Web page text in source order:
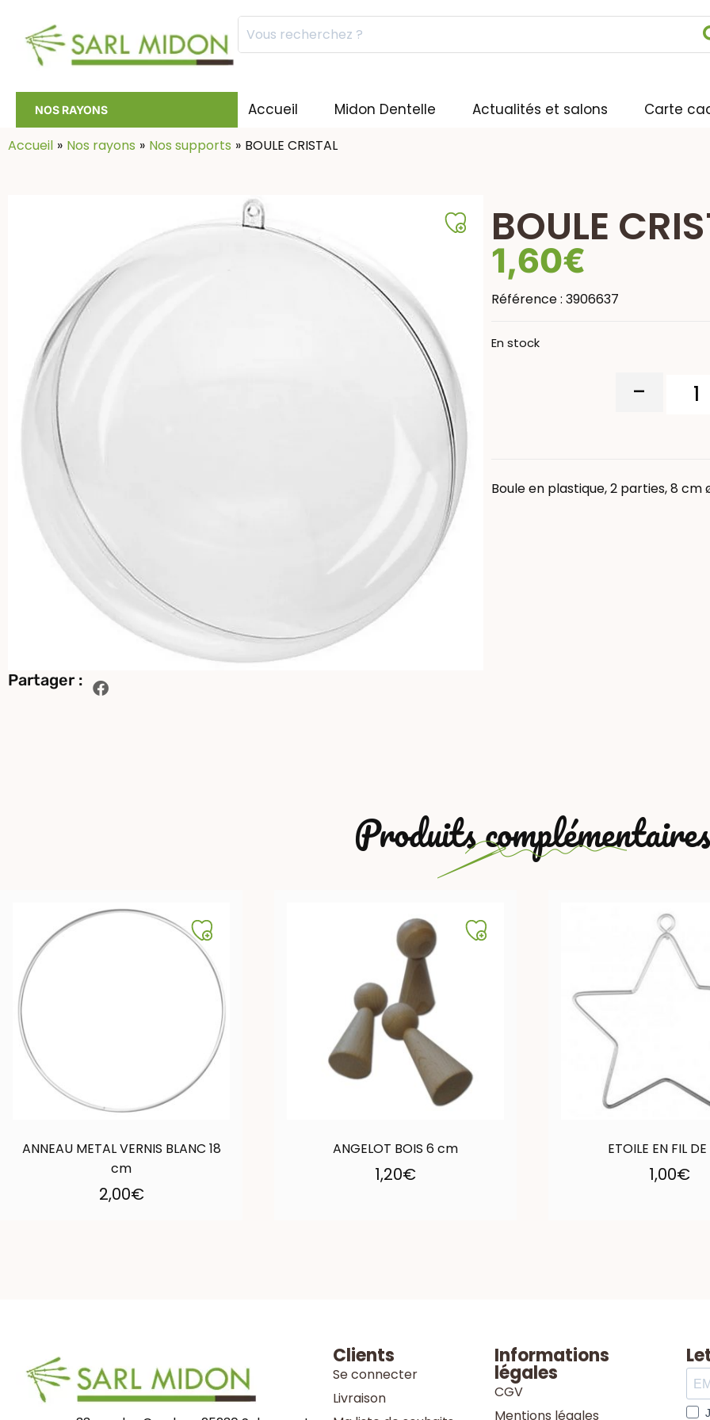
Mots
NOS RAYONS Accueil Midon Dentelle Actualités et salons Carte
Accueil Nos rayons Nos supports BOULE CRISTAL
Partager :
BOULE
1,60€
Référence : 3906637
En stock
-
Boule en plastique, 2 parties, 8 cm
Produits complémentaires
ANNEAU METAL VERNIS BLANC 18
cm
2,00€
ANGELOT BOIS 6 cm
1,20€
ETOILE EN FIL DE
1,00€
Clients
Se connecter
Livraison
Informations
légales
CGV
Mentions légales